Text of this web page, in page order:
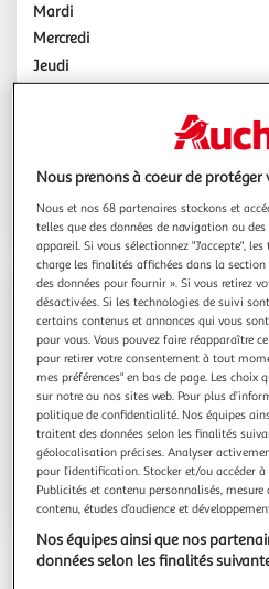
Mardi
Mercredi
Jeudi
Contact
Espace sourds
03.20.89.90.91
Voir l'itinéraire
Nous prenons à coeur de protéger
Nous et nos 68 partenaires stockons et
telles que des données de navigation ou
appareil. Si vous sélectionnez "J'accepte",
charge les finalités affichées dans la
des données pour fournir ». Si vous retirez
désactivées. Si les technologies de suivi
certains contenus et annonces qui vous
pour vous. Vous pouvez faire réapparaître
pour retirer votre consentement à tout
mes préférences" en bas de page. Les
sur notre ou nos sites web. Pour plus
politique de confidentialité. Nos équipes
traitent des données selon les finalités
géolocalisation précises. Analyser
pour l’identification. Stocker et/ou accéder
Publicités et contenu personnalisés,
contenu, études d’audience et
Nos équipes ainsi que nos
données selon les finalités